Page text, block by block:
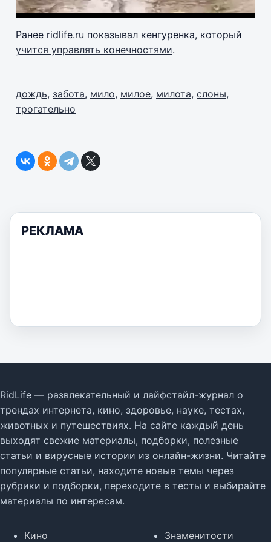
Ранее ridlife.ru показывал кенгуренка, который
учится управлять конечностями.
дождь, забота, мило, милое, милота, слоны,
трогательно
РЕКЛАМА
RidLife — развлекательный и лайфстайл-журнал о
трендах интернета, кино, здоровье, науке, тестах,
животных и путешествиях. На сайте каждый день
выходят свежие материалы, подборки, полезные
статьи и вирусные истории из онлайн-жизни. Читайте
популярные статьи, находите новые темы через
рубрики и подборки, переходите в тесты и выбирайте
материалы по интересам.
Кино
Знаменитости